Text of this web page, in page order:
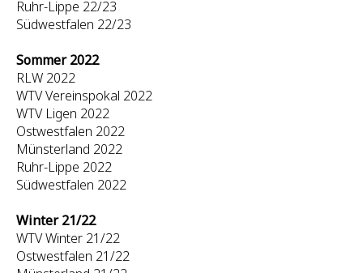
Ruhr-Lippe 22/23
Südwestfalen 22/23
Sommer 2022
RLW 2022
WTV Vereinspokal 2022
WTV Ligen 2022
Ostwestfalen 2022
Münsterland 2022
Ruhr-Lippe 2022
Südwestfalen 2022
Winter 21/22
WTV Winter 21/22
Ostwestfalen 21/22